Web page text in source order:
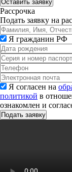
Рассрочка
Подать заявку на
Я гражданин РФ
Я согласен на
политикой в
ознакомлен и